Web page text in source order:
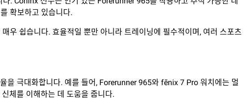
확보하고 있습니다.
우 쉽습니다. 효율적일 뿐만 아니라 트레이닝에 필수적이며, 여러 스포츠
을 극대화합니다. 예를 들어, Forerunner 965와 fēnix 7 Pro 워치에는 멀
체를 이해하는 데 도움을 줍니다.